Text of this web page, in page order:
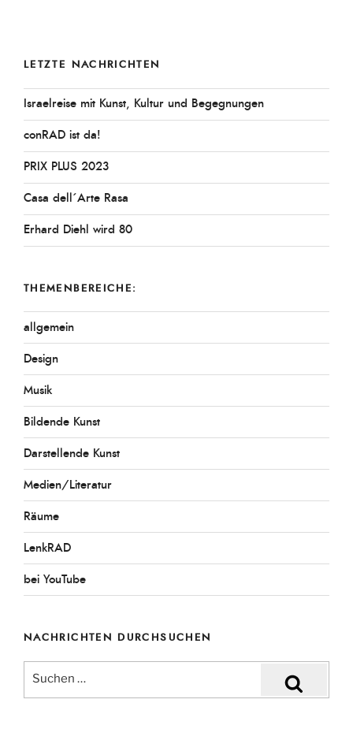
LETZTE NACHRICHTEN
Israelreise mit Kunst, Kultur und Begegnungen
conRAD ist da!
PRIX PLUS 2023
Casa dell´Arte Rasa
Erhard Diehl wird 80
THEMENBEREICHE:
allgemein
Design
Musik
Bildende Kunst
Darstellende Kunst
Medien/Literatur
Räume
LenkRAD
bei YouTube
NACHRICHTEN DURCHSUCHEN